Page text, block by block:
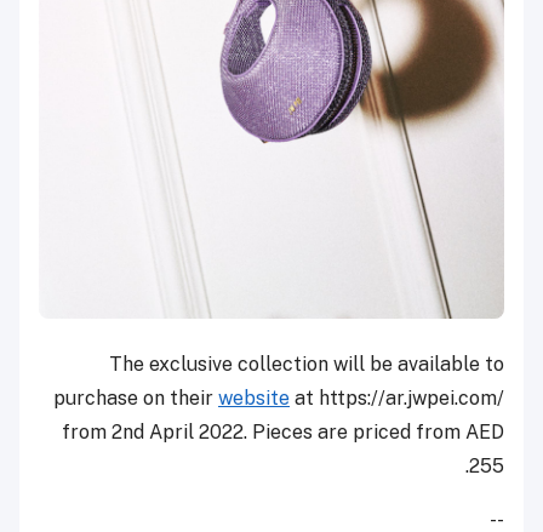
The exclusive collection will be available to
purchase on their website at https://ar.jwpei.com/
from 2nd April 2022. Pieces are priced from AED
255.
--